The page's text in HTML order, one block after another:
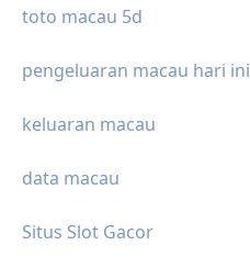
toto macau 5d
pengeluaran macau hari ini
keluaran macau
data macau
Situs Slot Gacor